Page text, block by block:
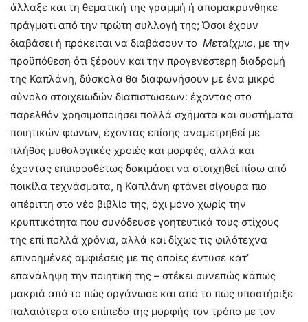
άλλαξε και τη θεματική της γραμμή ή απομακρύνθηκε
πράγματι από την πρώτη συλλογή της; Όσοι έχουν
διαβάσει ή πρόκειται να διαβάσουν το Μεταίχμιο, με την
προϋπόθεση ότι ξέρουν και την προγενέστερη διαδρομή
της Καπλάνη, δύσκολα θα διαφωνήσουν με ένα μικρό
σύνολο στοιχειωδών διαπιστώσεων: έχοντας στο
παρελθόν χρησιμοποιήσει πολλά σχήματα και συστήματα
ποιητικών φωνών, έχοντας επίσης αναμετρηθεί με
πλήθος μυθολογικές χροιές και μορφές, αλλά και
έχοντας επιπροσθέτως δοκιμάσει να στοιχηθεί πίσω από
ποικίλα τεχνάσματα, η Καπλάνη φτάνει σίγουρα πιο
απέριττη στο νέο βιβλίο της, όχι μόνο χωρίς την
κρυπτικότητα που συνόδευσε γοητευτικά τους στίχους
της επί πολλά χρόνια, αλλά και δίχως τις φιλότεχνα
επινοημένες αμφιέσεις με τις οποίες έντυσε κατ’
επανάληψη την ποιητική της – στέκει συνεπώς κάπως
μακριά από το πώς οργάνωσε και από το πώς υποστήριξε
παλαιότερα στο επίπεδο της μορφής τον τρόπο με τον